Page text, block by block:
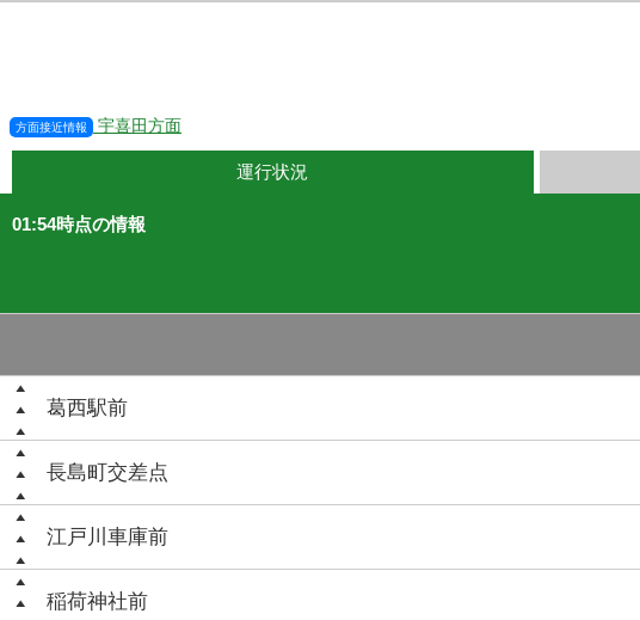
方面接近情報 宇喜田方面
運行状況
01:54時点の情報
葛西駅前
長島町交差点
江戸川車庫前
稲荷神社前